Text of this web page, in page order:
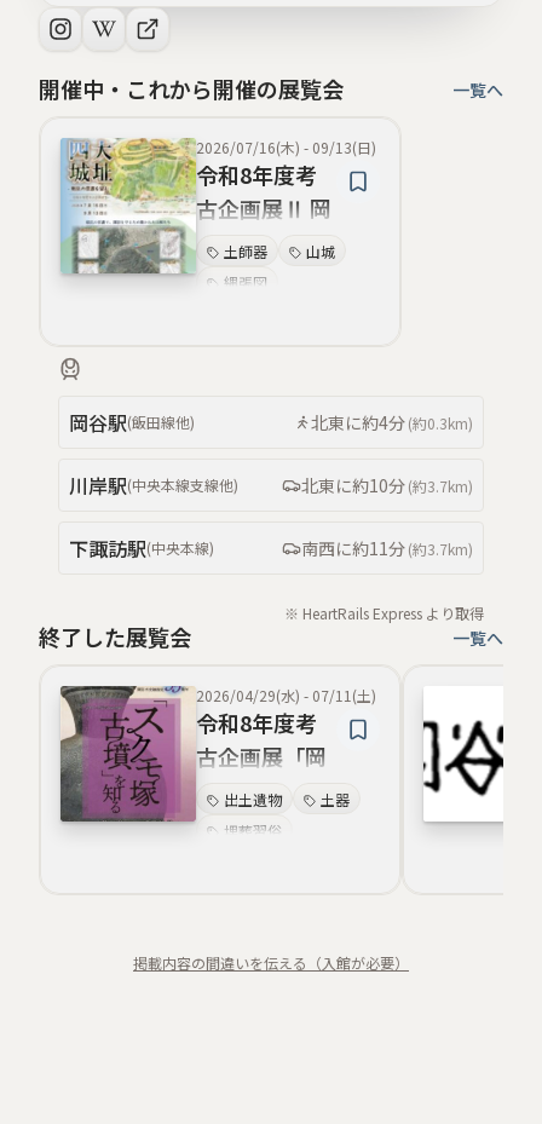
開催中・これから開催の展覧会 一覧へ
2026/07/16(木) - 09/13(日)
令和8年度考
古企画展Ⅱ 岡
谷市四大城址
－戦乱の信濃
土師器
山城
縄張図
岡谷駅(飯田線他) 北東に約4分(約0.3km)
川岸駅(中央本線支線他) 北東に約10分(約3.7km)
下諏訪駅(中央本線) 南西に約11分(約3.7km)
※ HeartRails Express より取得
終了した展覧会 一覧へ
2026/04/29(水) - 07/11(土)
令和8年度考
古企画展「岡
谷市史跡指定
55周年『スク
出土遺物
土器
埋葬習俗
市民参加
掲載内容の間違いを伝える（入館が必要）